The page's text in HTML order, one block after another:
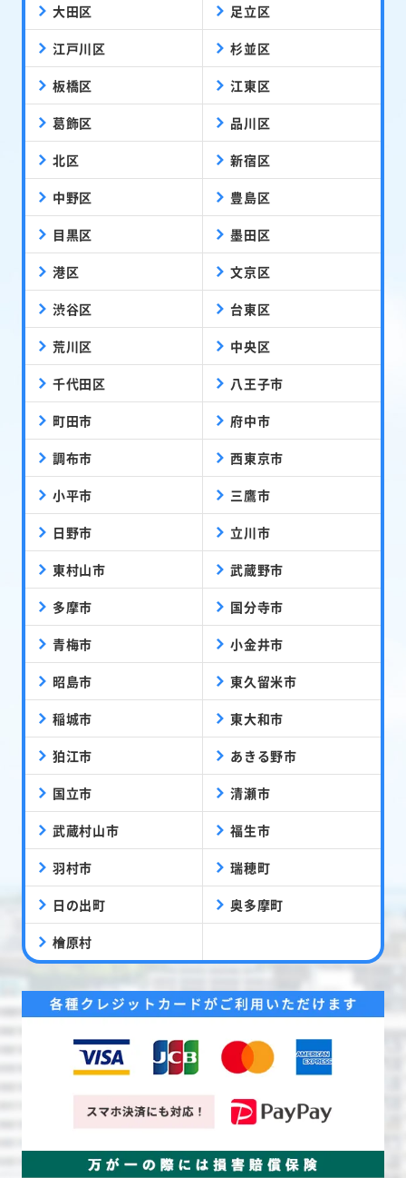
大田区 足立区
江戸川区 杉並区
板橋区 江東区
葛飾区 品川区
北区 新宿区
中野区 豊島区
目黒区 墨田区
港区 文京区
渋谷区 台東区
荒川区 中央区
千代田区 八王子市
町田市 府中市
調布市 西東京市
小平市 三鷹市
日野市 立川市
東村山市 武蔵野市
多摩市 国分寺市
青梅市 小金井市
昭島市 東久留米市
稲城市 東大和市
狛江市 あきる野市
国立市 清瀬市
武蔵村山市 福生市
羽村市 瑞穂町
日の出町 奥多摩町
檜原村